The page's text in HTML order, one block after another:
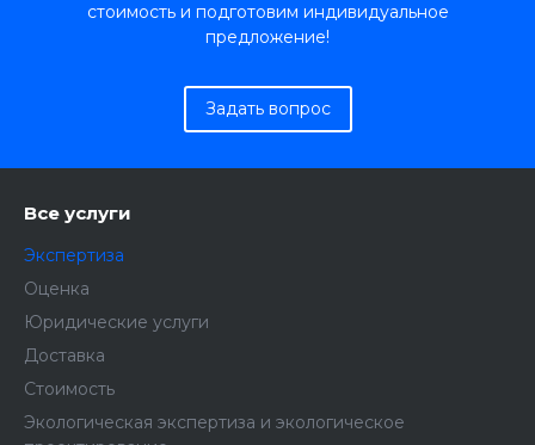
стоимость и подготовим индивидуальное
предложение!
Задать вопрос
Все услуги
Экспертиза
Оценка
Юридические услуги
Доставка
Стоимость
Экологическая экспертиза и экологическое